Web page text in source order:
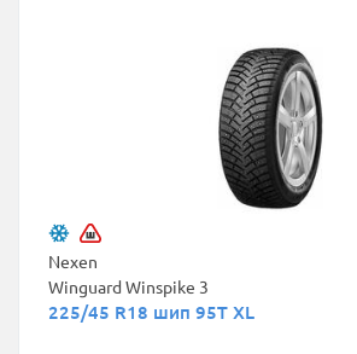
Nexen
Winguard Winspike 3
225/45 R18 шип 95T XL